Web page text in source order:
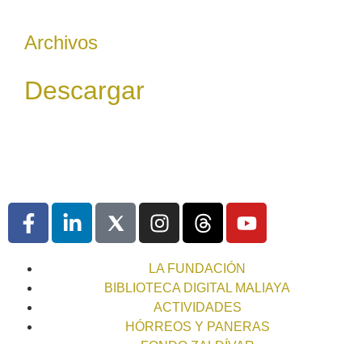
Archivos
Descargar
LA FUNDACIÓN
BIBLIOTECA DIGITAL MALIAYA
ACTIVIDADES
HÓRREOS Y PANERAS